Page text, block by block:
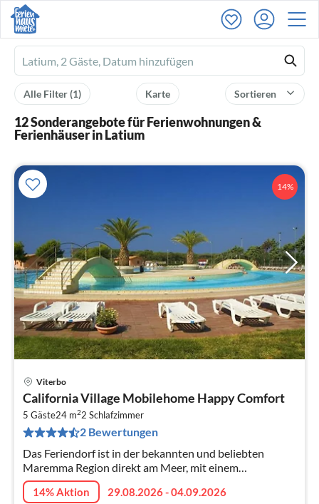
Ferienhausmiete
logo
Sortieren
Karte
Alle Filter(1)
12 Sonderangebote für Ferienwohnungen &
Ferienhäuser in Latium
14%
Viterbo
California Village Mobilehome Happy Comfort
5 Gäste24 m22 Schlafzimmer
2 Bewertungen
Das Feriendorf ist in der bekannten und beliebten
Maremma Region direkt am Meer, mit einem
Jahrhundert alten Pinienwald der entlang eines
unberührten Küstenstreifen führt.
14% Aktion
29.08.2026 - 04.09.2026